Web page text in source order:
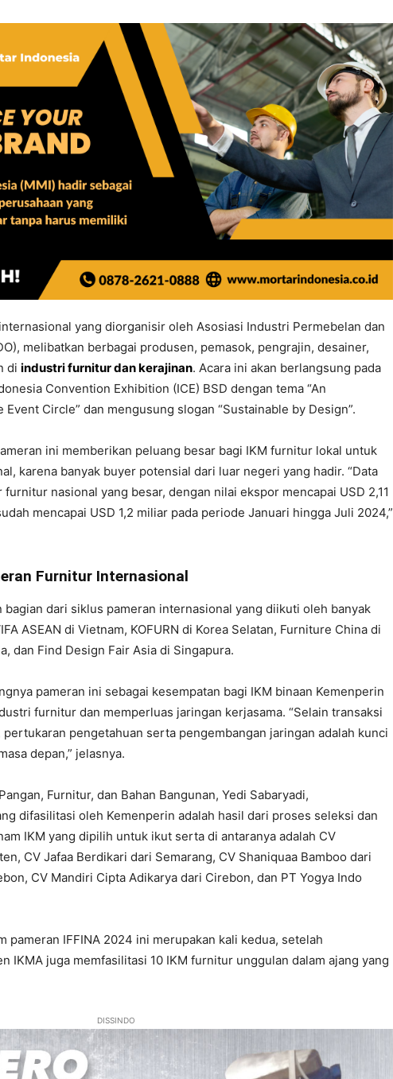
yang diorganisir oleh Asosiasi Industri Permebelan dan
melibatkan berbagai produsen, pemasok, pengrajin, desainer,
di industri furnitur dan kerajinan. Acara ini akan berlangsung pada
Convention Exhibition (ICE) BSD dengan tema “An
Circle” dan mengusung slogan “Sustainable by Design”.
ini memberikan peluang besar bagi IKM furnitur lokal untuk
karena banyak buyer potensial dari luar negeri yang hadir. “Data
nasional yang besar, dengan nilai ekspor mencapai USD 2,11
mencapai USD 1,2 miliar pada periode Januari hingga Juli 2024,”
Furnitur Internasional
bagian dari siklus pameran internasional yang diikuti oleh banyak
ASEAN di Vietnam, KOFURN di Korea Selatan, Furniture China di
dan Find Design Fair Asia di Singapura.
pameran ini sebagai kesempatan bagi IKM binaan Kemenperin
furnitur dan memperluas jaringan kerjasama. “Selain transaksi
pengetahuan serta pengembangan jaringan adalah kunci
depan,” jelasnya.
Furnitur, dan Bahan Bangunan, Yedi Sabaryadi,
difasilitasi oleh Kemenperin adalah hasil dari proses seleksi dan
IKM yang dipilih untuk ikut serta di antaranya adalah CV
CV Jafaa Berdikari dari Semarang, CV Shaniquaa Bamboo dari
CV Mandiri Cipta Adikarya dari Cirebon, dan PT Yogya Indo
pameran IFFINA 2024 ini merupakan kali kedua, setelah
IKMA juga memfasilitasi 10 IKM furnitur unggulan dalam ajang yang
DISSINDO